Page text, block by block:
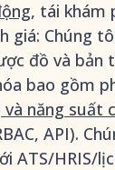
, tái khám
giá: Chúng
đồ và bản
bao gồm
năng suất
API).
ATS/HRIS/